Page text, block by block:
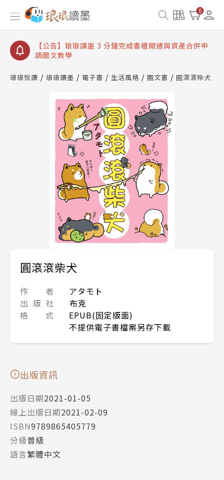
0
【公告】琅琅讀墨數位閱讀資產合併與書櫃開通申請
【公告】琅琅讀墨書櫃開通常見問題
【公告】琅琅讀墨 3 分鐘完成書櫃開通與資產合併申
請圖文教學
查詢
琅琅悅讀 琅琅讀墨 電子書 生活風格 圖文書 圓滾滾柴犬
圓滾滾柴犬
作 者
アタモト
出 版 社
布克
格 式
EPUB(固定版面)
不提供電子書檔案另存下載
出版資訊
出版日期2021-01-05
線上出版日期2021-02-09
ISBN9789865405779
分級普級
語言繁體中文